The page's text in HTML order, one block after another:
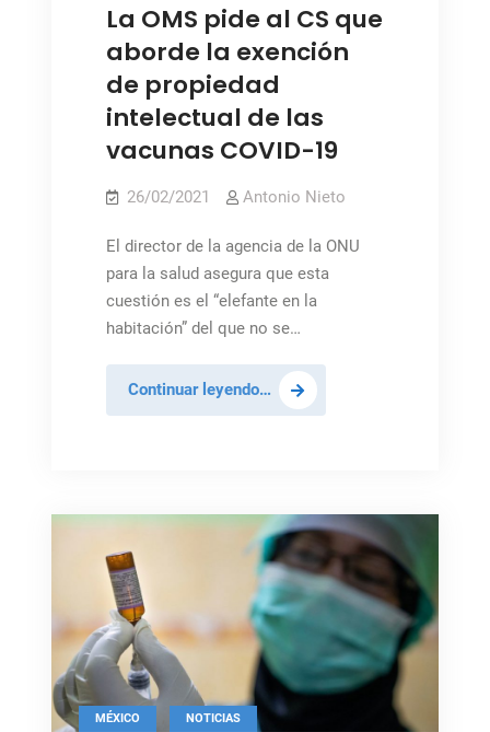
La OMS pide al CS que
aborde la exención
de propiedad
intelectual de las
vacunas COVID-19
26/02/2021 Antonio Nieto
El director de la agencia de la ONU
para la salud asegura que esta
cuestión es el “elefante en la
habitación” del que no se…
Continuar leyendo…La
OMS
que
aborde
la
exención
de
propiedad
intelectual
de
MÉXICO NOTICIAS